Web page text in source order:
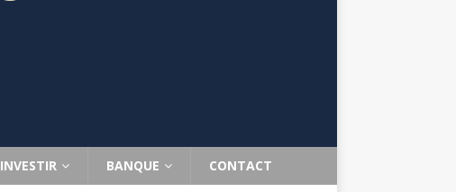
INVESTIR BANQUE CONTACT